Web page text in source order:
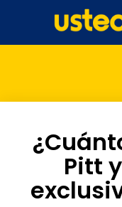
Pitt